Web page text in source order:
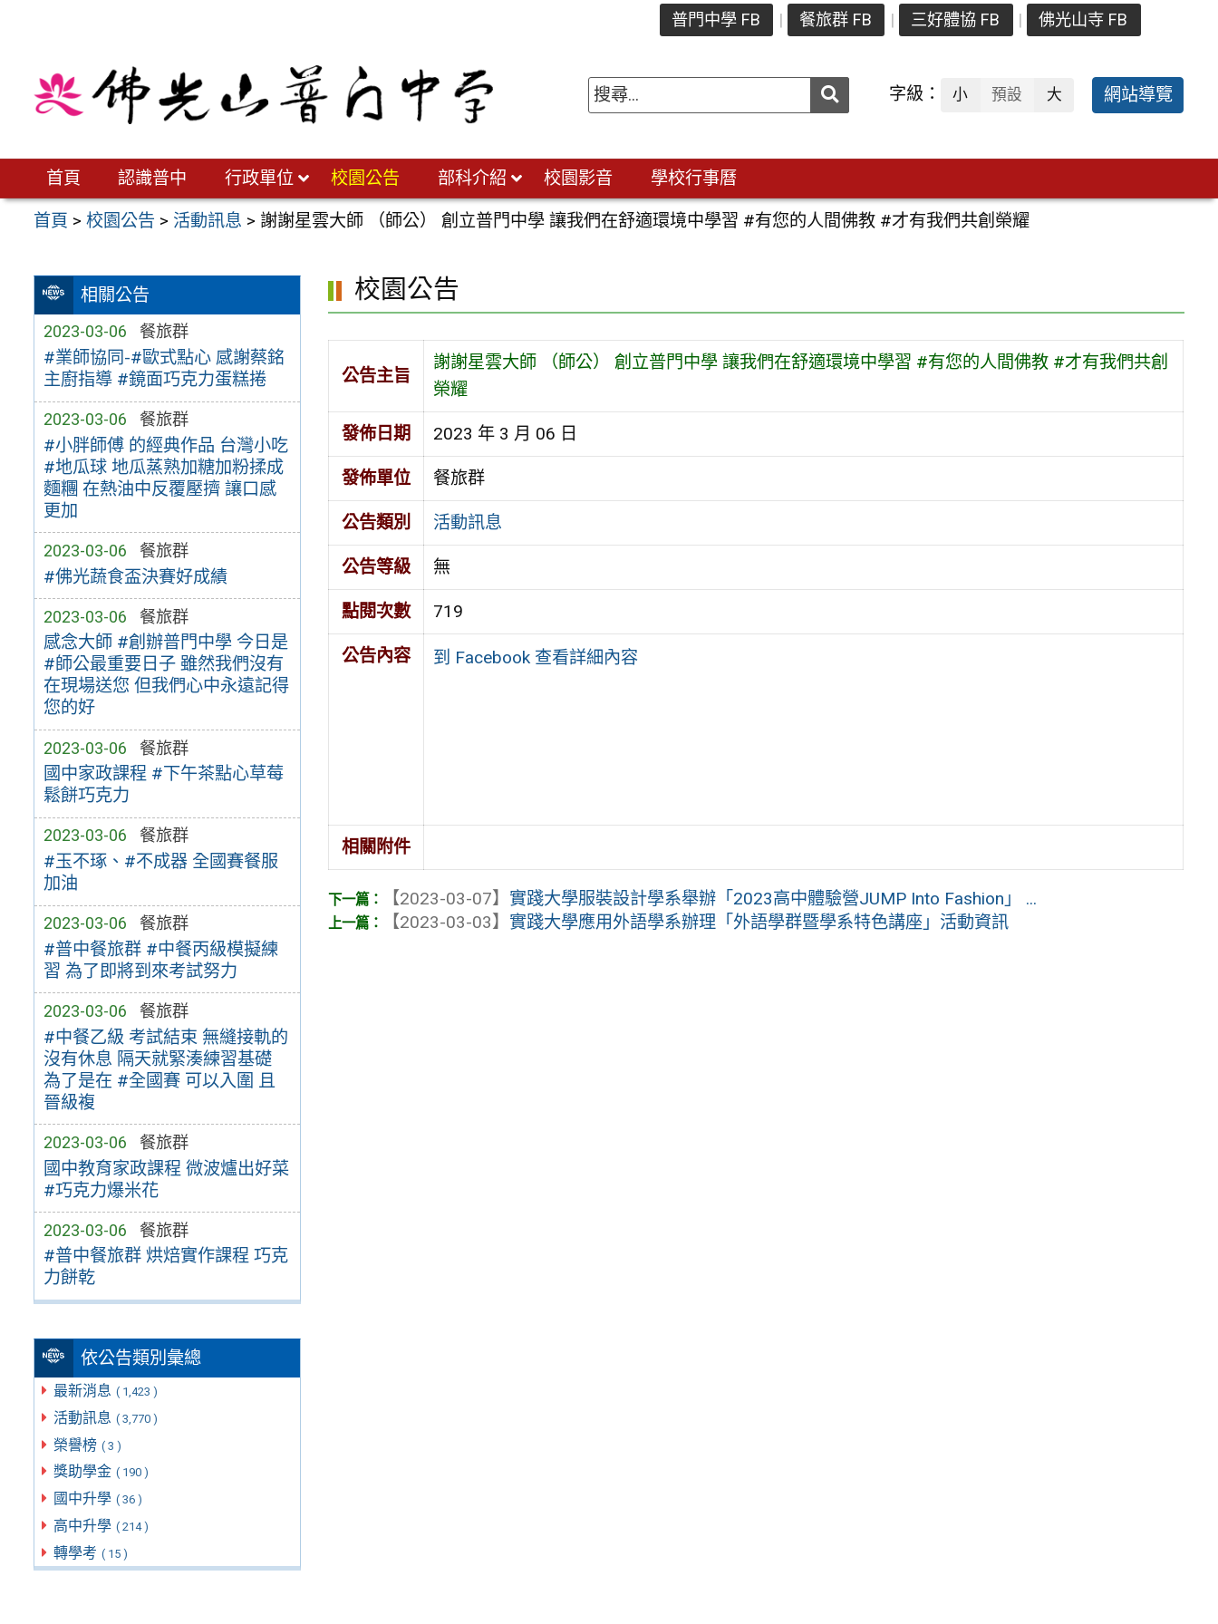
普門中學 FB 餐旅群 FB 三好體協 FB 佛光山寺 FB
送出 字級： 小 預設 大 網站導覽
首頁 認識普中 行政單位 校園公告 部科介紹 校園影音 學校行事曆
首頁 >校園公告 > 活動訊息 > 謝謝星雲大師 （師公） 創立普門中學 讓我們在舒適環境中學習 #有您的人間佛教 #才有我們共創榮耀
相關公告
2023-03-06 餐旅群
#業師協同-#歐式點心 感謝蔡銘
主廚指導 #鏡面巧克力蛋糕捲
2023-03-06 餐旅群
#小胖師傅 的經典作品 台灣小吃
#地瓜球 地瓜蒸熟加糖加粉揉成
麵糰 在熱油中反覆壓擠 讓口感
更加
2023-03-06 餐旅群
#佛光蔬食盃決賽好成績
2023-03-06 餐旅群
感念大師 #創辦普門中學 今日是
#師公最重要日子 雖然我們沒有
在現場送您 但我們心中永遠記得
您的好
2023-03-06 餐旅群
國中家政課程 #下午茶點心草莓
鬆餅巧克力
2023-03-06 餐旅群
#玉不琢、#不成器 全國賽餐服
加油
2023-03-06 餐旅群
#普中餐旅群 #中餐丙級模擬練
習 為了即將到來考試努力
2023-03-06 餐旅群
#中餐乙級 考試結束 無縫接軌的
沒有休息 隔天就緊湊練習基礎
為了是在 #全國賽 可以入圍 且
晉級複
2023-03-06 餐旅群
國中教育家政課程 微波爐出好菜
#巧克力爆米花
2023-03-06 餐旅群
#普中餐旅群 烘焙實作課程 巧克
力餅乾
依公告類別彙總
最新消息 ( 1,423 )
活動訊息 ( 3,770 )
榮譽榜 ( 3 )
獎助學金 ( 190 )
國中升學 ( 36 )
高中升學 ( 214 )
轉學考 ( 15 )
校園公告
公告主旨
謝謝星雲大師 （師公） 創立普門中學 讓我們在舒適環境中學習 #有您的人間佛教 #才有我們共創
榮耀
發佈日期 2023 年 3 月 06 日
發佈單位 餐旅群
公告類別 活動訊息
公告等級 無
點閱次數 719
公告內容 到 Facebook 查看詳細內容
相關附件
【2023-03-07】 實踐大學服裝設計學系舉辦「2023高中體驗營JUMP Into Fashion」 ...
【2023-03-03】 實踐大學應用外語學系辦理「外語學群暨學系特色講座」活動資訊